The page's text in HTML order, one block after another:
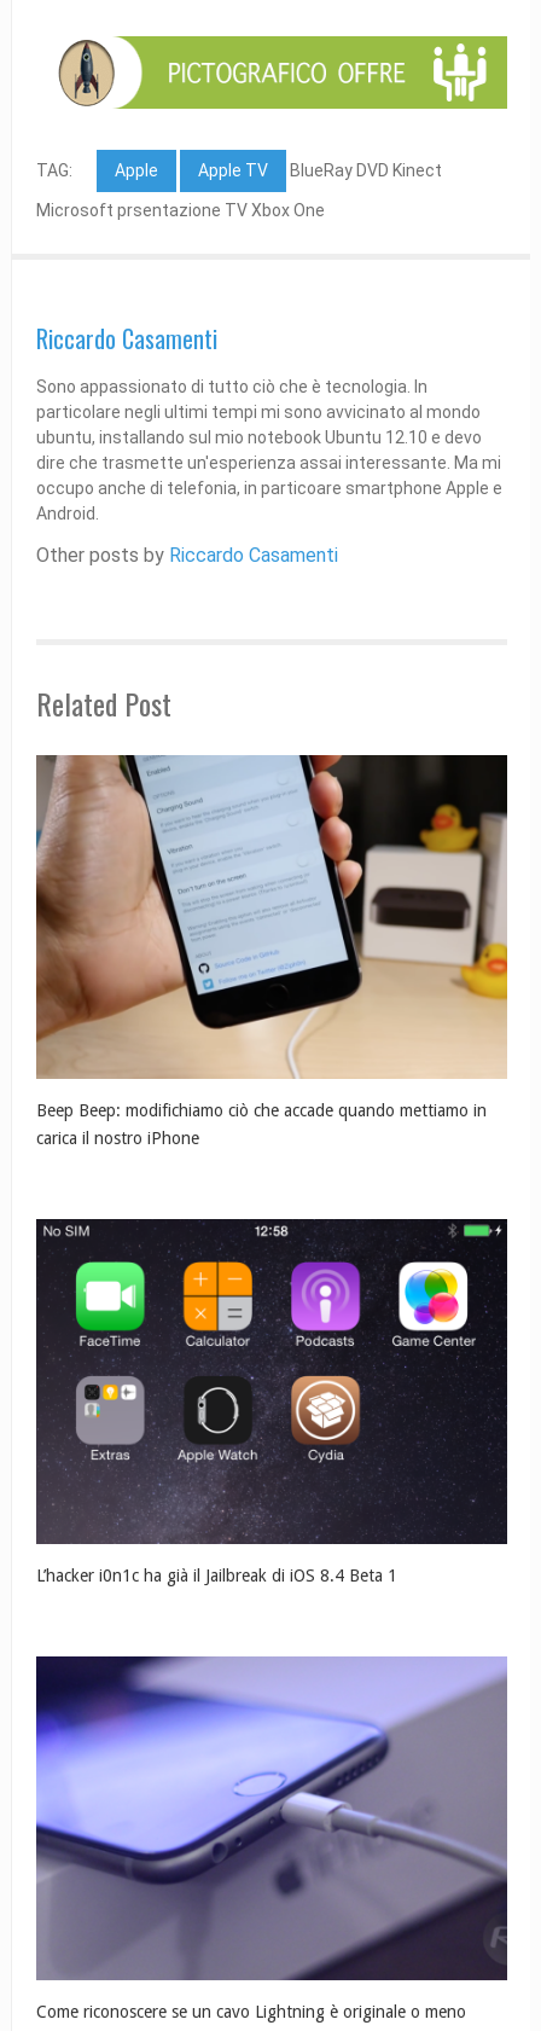
TAG: Apple Apple TV BlueRay DVD Kinect
Microsoft prsentazione TV Xbox One
Riccardo Casamenti
Sono appassionato di tutto ciò che è tecnologia. In
particolare negli ultimi tempi mi sono avvicinato al mondo
ubuntu, installando sul mio notebook Ubuntu 12.10 e devo
dire che trasmette un'esperienza assai interessante. Ma mi
occupo anche di telefonia, in particoare smartphone Apple e
Android.
Other posts by Riccardo Casamenti
Related Post
Beep Beep: modifichiamo ciò che accade quando mettiamo in
carica il nostro iPhone
L’hacker i0n1c ha già il Jailbreak di iOS 8.4 Beta 1
Come riconoscere se un cavo Lightning è originale o meno